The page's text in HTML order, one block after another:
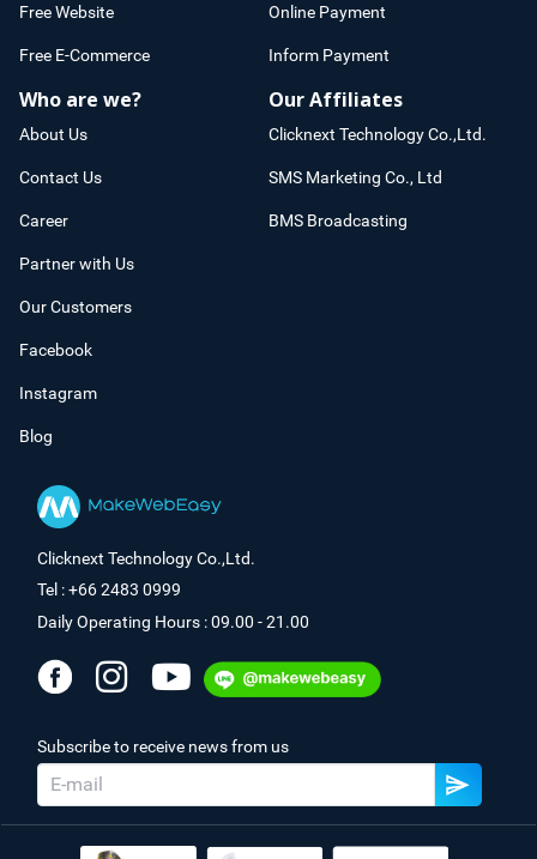
Free Website
Free E-Commerce
Online Payment
Inform Payment
Who are we?
About Us
Contact Us
Career
Partner with Us
Our Customers
Facebook
Instagram
Blog
Our Affiliates
Clicknext Technology Co.,Ltd.
SMS Marketing Co., Ltd
BMS Broadcasting
Clicknext Technology Co.,Ltd.
Tel : +66 2483 0999
Daily Operating Hours : 09.00 - 21.00
Subscribe to receive news from us